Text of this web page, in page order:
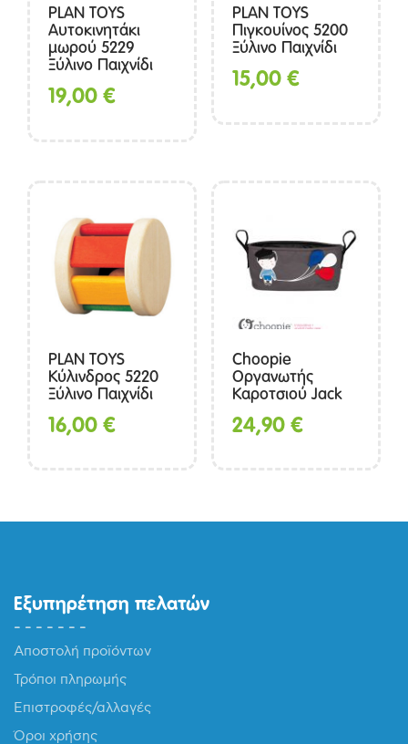
PLAN TOYS
Αυτοκινητάκι
μωρού 5229
Ξύλινο Παιχνίδι
19,00€
PLAN TOYS
Πιγκουίνος 5200
Ξύλινο Παιχνίδι
15,00€
PLAN TOYS
Κύλινδρος 5220
Ξύλινο Παιχνίδι
16,00€
Choopie
Οργανωτής
Καροτσιού Jack
24,90€
Εξυπηρέτηση πελατών
Αποστολή προϊόντων
Τρόποι πληρωμής
Επιστροφές/αλλαγές
Όροι χρήσης